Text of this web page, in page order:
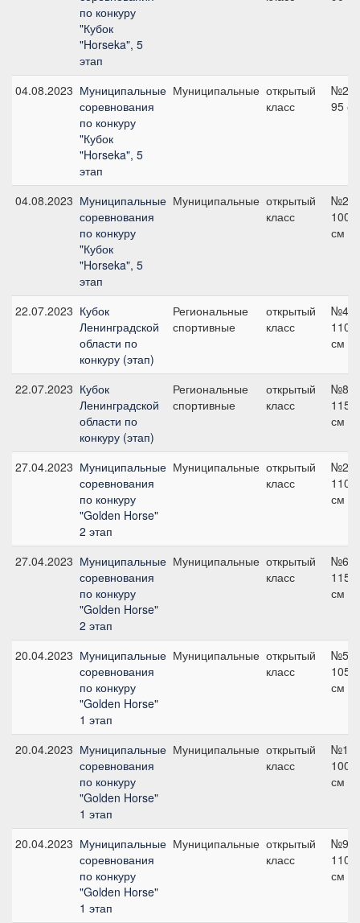
по конкуру
"Кубок
"Horseka", 5
этап
04.08.2023 Муниципальные
соревнования
по конкуру
"Кубок
"Horseka", 5
этап
Муниципальные открытый
класс
№21,
95 см
04.08.2023 Муниципальные
соревнования
по конкуру
"Кубок
"Horseka", 5
этап
Муниципальные открытый
класс
№24,
100
см
22.07.2023 Кубок
Ленинградской
области по
конкуру (этап)
Региональные
спортивные
открытый
класс
№4,
110
см
22.07.2023 Кубок
Ленинградской
области по
конкуру (этап)
Региональные
спортивные
открытый
класс
№8,
115
см
27.04.2023 Муниципальные
соревнования
по конкуру
"Golden Horse"
2 этап
Муниципальные открытый
класс
№2,
110
см
27.04.2023 Муниципальные
соревнования
по конкуру
"Golden Horse"
2 этап
Муниципальные открытый
класс
№6,
115
см
20.04.2023 Муниципальные
соревнования
по конкуру
"Golden Horse"
1 этап
Муниципальные открытый
класс
№5,
105
см
20.04.2023 Муниципальные
соревнования
по конкуру
"Golden Horse"
1 этап
Муниципальные открытый
класс
№1,
100
см
20.04.2023 Муниципальные
соревнования
по конкуру
"Golden Horse"
1 этап
Муниципальные открытый
класс
№9,
110
см